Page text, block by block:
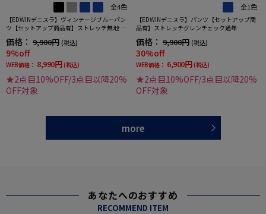
全4色
【EDWINデニスラ】ヴィンテージブルーパン
ツ【セットアップ商品有】ストレッチ無地通
価格： 9,900円 (税込)
9%off
WEB価格： 8,990円 (税込)
★2点目10%OFF/3点目以降20%
OFF対象
全1色
【EDWINデニスラ】パンツ【セットアップ商
品有】ストレッチグレンチェック通年
価格： 9,900円 (税込)
30%off
WEB価格： 6,900円 (税込)
★2点目10%OFF/3点目以降20%
OFF対象
more
あなたへのおすすめ
RECOMMEND ITEM